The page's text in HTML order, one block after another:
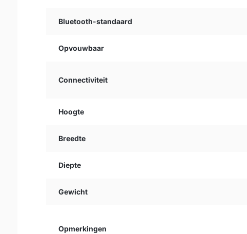
Bluetooth-standaard
Opvouwbaar
Connectiviteit
Hoogte
Breedte
Diepte
Gewicht
Opmerkingen